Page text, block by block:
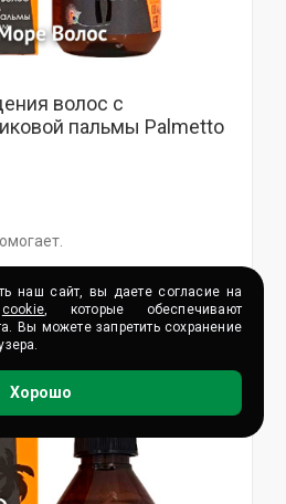
волос с
пальмы Palmetto
наш сайт, вы даете согласие на
cookie, которые обеспечивают
Вы можете запретить сохранение
Хорошо